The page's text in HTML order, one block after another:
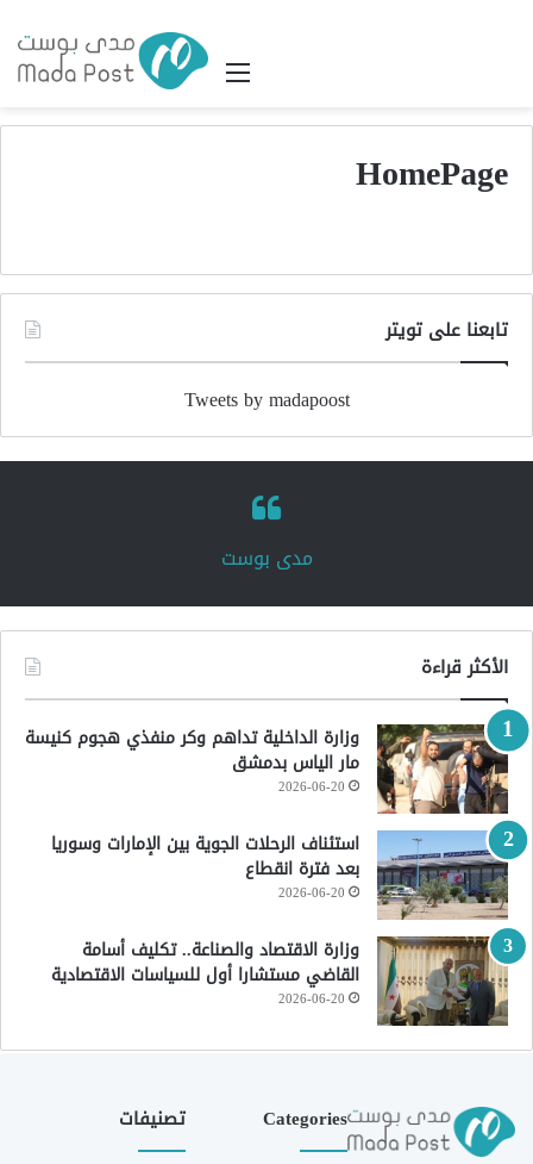
القائمة
HomePage
تابعنا على تويتر
Tweets by madapoost
‏مدى بوست‏
الأكثر قراءة
وزارة الداخلية تداهم وكر منفذي هجوم كنيسة
مار الياس بدمشق
2026-06-20
استئناف الرحلات الجوية بين الإمارات وسوريا
بعد فترة انقطاع
2026-06-20
وزارة الاقتصاد والصناعة.. تكليف أسامة
القاضي مستشارا أول للسياسات الاقتصادية
2026-06-20
Categories تصنيفات